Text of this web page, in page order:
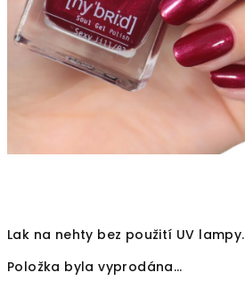
Lak na nehty bez použití UV lampy.
Položka byla vyprodána…